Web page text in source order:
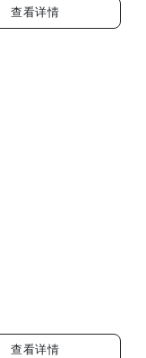
查看详情
查看详情